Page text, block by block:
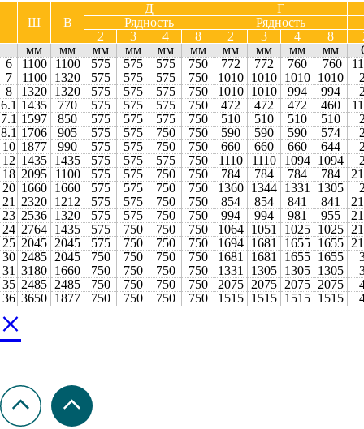
Ш В
Д
Г
Рядность
Рядность
2
3 4 8 2 3 4 8
мм
мм мм мм мм мм мм мм мм мм
6
1100 1100 575 575 575 750 772 772 760 760 11
7
1100 1320 575 575 575 750 1010 1010 1010 1010
8
1320 1320 575 575 575 750 1010 1010 994 994
6.1 1435 770 575 575 575 750 472 472 472 460 11
7.1 1597 850 575 575 575 750 510 510 510 510
8.1 1706 905 575 575 750 750 590 590 590 574
10 1877 990 575 575 750 750 660 660 660 644
12 1435 1435 575 575 575 750 1110 1110 1094 1094
18 2095 1100 575 575 750 750 784 784 784 784 21
20 1660 1660 575 575 750 750 1360 1344 1331 1305
21
2320 1212 575 575 750 750 854 854 841 841 21
23 2536 1320 575 575 750 750 994 994 981 955 21
24 2764 1435 575 750 750 750 1064 1051 1025 1025 21
25 2045 2045 575 750 750 750 1694 1681 1655 1655 21
30 2485 2045 750 750 750 750 1681 1681 1655 1655
31 3180 1660 750 750 750 750 1331 1305 1305 1305
35 2485 2485 750 750 750 750 2075 2075 2075 2075
36 3650 1877 750 750 750 750 1515 1515 1515 1515
×